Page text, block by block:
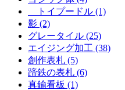
トイプードル (1)
影 (2)
グレータイル (25)
エイジング加工 (38)
創作表札 (5)
蹄鉄の表札 (6)
真鍮看板 (1)